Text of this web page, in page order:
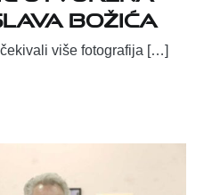
Božića
više fotografija […]